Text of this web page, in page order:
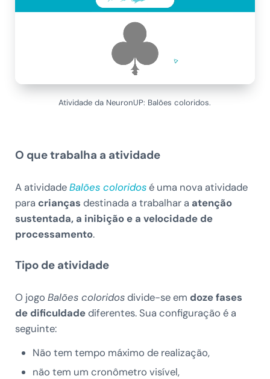
Atividade da NeuronUP: Balões coloridos.
O que trabalha a atividade
A atividadeBalões coloridosé uma nova atividade
para crianças destinada a trabalhar a atenção
sustentada, a inibição e a velocidade de
processamento.
Tipo de atividade
O jogo Balões coloridosdivide-se em doze fases
de dificuldadediferentes. Sua configuração é a
seguinte:
Não tem tempo máximo de realização,
não tem um cronômetro visível,